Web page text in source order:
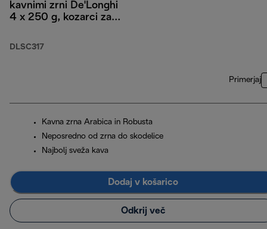
kavnimi zrni De'Longhi
4 x 250 g, kozarci za
vodni filter
DLSC317
Primerjaj
Kavna zrna Arabica in Robusta
Neposredno od zrna do skodelice
Najbolj sveža kava
Dodaj v košarico
Odkrij več